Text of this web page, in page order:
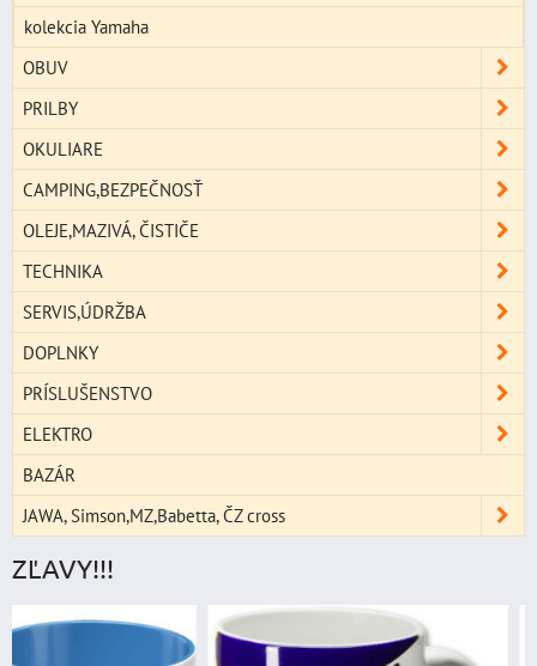
kolekcia Yamaha
OBUV
PRILBY
OKULIARE
CAMPING,BEZPEČNOSŤ
OLEJE,MAZIVÁ, ČISTIČE
TECHNIKA
SERVIS,ÚDRŽBA
DOPLNKY
PRÍSLUŠENSTVO
ELEKTRO
BAZÁR
JAWA, Simson,MZ,Babetta, ČZ cross
ZĽAVY!!!